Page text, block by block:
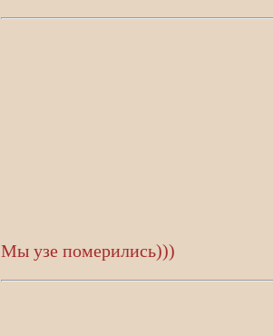
Мы узе померились)))